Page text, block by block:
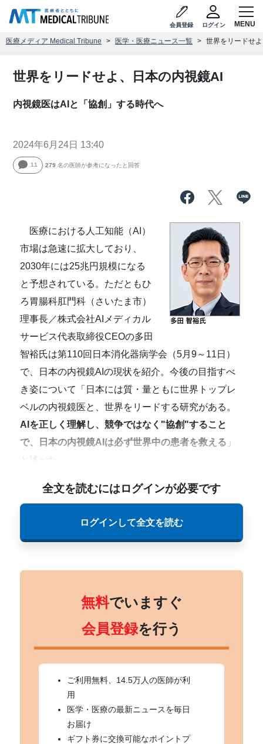
会員登録 ログイン
医療メディア Medical Tribune 医学・医療ニュース一覧 世界をリードせ
世界をリードせよ、日本の内視鏡AI
内視鏡医はAIと「協創」する時代へ
2024年6月24日 13:40
11 279 名の医師が参考になったと回答
医療における人工知能（AI）
市場は急速に拡大しており、
2030年には25兆円規模になる
と予想されている。ただともひ
ろ胃腸科肛門科（さいたま市）
理事長／株式会社AIメディカル
サービス代表取締役CEOの多田
智裕氏は第110回日本消化器病学会（5月9～11日）
で、日本の内視鏡AIの現状を紹介。今後の目指すべ
き姿について「日本には質・量ともに世界トップレ
ベルの内視鏡医と、世界をリードする研究がある。
AIを正しく理解し、競争ではなく"協創"すること
で、日本の内視鏡AIは必ず世界中の患者を救える 」
と述べた。
全文を読むにはログインが必要です
ログインして全文を読む
無料でいますぐ
会員登録を行う
ご利用無料、14.5万人の医師が利
用
医学・医療の最新ニュースを毎日
お届け
ギフト券に交換可能なポイントプ